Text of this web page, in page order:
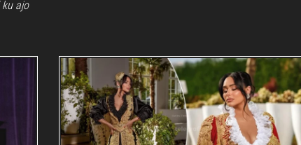
ku ajo